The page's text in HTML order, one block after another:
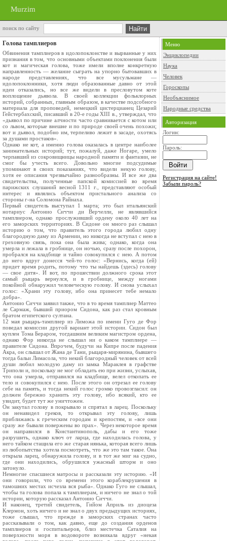
Murzim
поиск по сайту
Голова тамплиеров
Обвинения тамплиеров в идолопоклонстве и вырванные у них
признания в том, что основными объектами поклонения были
кот и магическая голова, тоже имели вполне конкретную
направленность — желание сыграть на упорно бытовавших в
народе представлениях, что все мусульмане —
идолопоклонники, хотя люди образованные давно от этой
идеи отказались, но все же видели в пресловутом коте
воплощение дьявола. В своей коллекции фольклорных
историй, собранных, главным образом, в качестве подсобного
материала для проповедей, немецкий цистерцианец Цезарий
Гейстербахский, писавший в 20-е годы XIII в., утверждал, что
«дьявол по причине алчности часто сравнивается с котом или
со львом, которые внешне и по природе своей очень похожи;
вот и дьявол, подобно им, терпеливо лежит в засаде, охотясь
за душами простаков».
Однако не кот, а именно голова оказалась в центре наиболее
занимательных историй; тут, пожалуй, даже Ногаре, умело
черпавший из сокровищницы народной памяти и фантазии, не
смог бы учесть всего. Довольно многие подсудимые
упоминают в своих показаниях, что видели некую голову,
хотя ее описания чрезвычайно разнообразны. И все же два
свидетельства, полученные папской комиссией во время
парижских слушаний весной 1311 г., представляют особый
интерес и являлись объектом пристального анализа со
стороны г-на Соломона Райнаха.
Первый свидетель выступал 1 марта; это был итальянский
нотариус Антонио Сиччи ди Верчелли, не являвшийся
тамплиером, однако прослуживший ордену около 40 лет на
его заморских территориях. В Сидоне он много раз слышал
историю о том, что правитель этого города любил одну
благородную даму из Армении, но никогда не вступал с нею в
греховную связь, пока она была жива; однако, когда она
умерла и лежала в гробнице, он ночью, сразу после похорон,
пробрался на кладбище и тайно совокупился с нею. А потом
до него вдруг донесся чей-то голос: «Вернись, когда (ей)
придет время родить, потому что ты найдешь (здесь) голову
— свое дитя». И вот, по прошествии должного срока этот
самый рыцарь вернулся, и в гробнице, между ногами
покойной обнаружил человеческую голову. И снова услыхал
голос: «Храни эту голову, ибо она принесет тебе немало
добра».
Антонио Сиччи заявил также, что в то время тамплиер Маттео
ле Сармаж, бывший приором Сидона, как раз стал кровным
братом египетского султана.
12 мая рыцарь-тамплиер из Лиможа по имени Гуго де Фор
поведал комиссии другой вариант этой истории. Сидон был
куплен Тома Бераром, тогдашним великим магистром ордена,
однако Фор никогда не слышал ни о каком тамплиере —
правителе Сидона. Впрочем, будучи на Кипре после падения
Акра, он слышал от Жана де Тани, рыцаря-мирянина, бывшего
тогда бальи Лимасола, что некий благородный человек от всей
души любил молодую даму из замка Мараклея в графстве
Триполи и, поскольку не мог обладать ею при жизни, услыхав,
что она умерла, отправился на кладбище, велел откопать ее
тело и совокупился с нею. После этого он отрезал ее голову
себе на память, и тогда некий голос громко провозгласил: он
должен бережно хранить эту голову, ибо всякий, кто ее
увидит, будет тут же уничтожен.
Он закутал голову в покрывало и спрятал в ларец. Поскольку
он ненавидел греков, то открывал эту голову, лишь
приближаясь к греческим городам и крепостям, и «все они
сразу же бывали повержены во прах». Через некоторое время
он направился в Константинополь, дабы и его тоже
разрушить, однако ключ от ларца, где находилась голова, у
него тайком стащила его же старая нянька, которая всего лишь
из любопытства хотела посмотреть, что же это там такое. Она
открыла ларец, обнаружила голову, и в тот же миг на судно,
где они находились, обрушился ужасный шторм и оно
затонуло.
Немногие спасшиеся матросы и рассказали эту историю. «И
они говорили, что со времени этого кораблекрушения в
тамошних местах исчезла вся рыба». Однако Гуго не слышал,
чтобы та голова попала к тамплиерам, и ничего не знал о той
истории, которую рассказал Антонио Сиччи.
И наконец, третий свидетель, Гийом Априль из диоцеза
Клермон, хоть ничего и не знал о двух предыдущих историях,
тоже слышал, что прежде в заморских странах часто
рассказывали о том, как давно, еще до создания орденов
тамплиеров и госпитальеров, близ местечка Саталия на
поверхноcти моря в водовороте возникала вдруг «некая
Меню
Энциклопедии
Наука
Человек
Гороскопы
Необъяснимое
Народные средства
Авторизация
Логин:
Пароль:
Регистрация на сайте!
Забыли пароль?